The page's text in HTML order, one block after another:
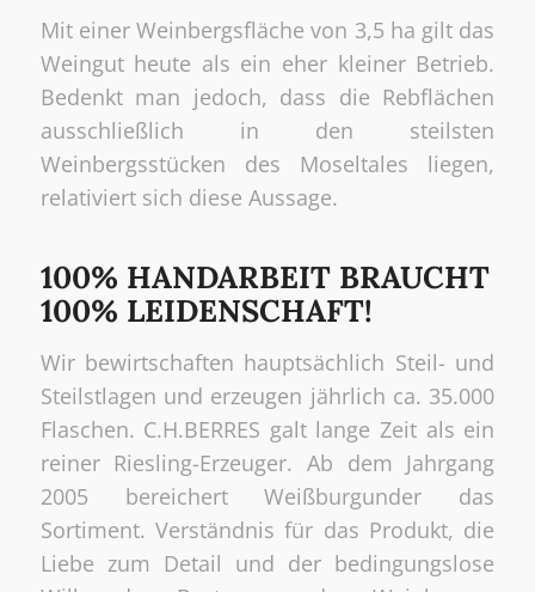
Mit einer Weinbergsfläche von 3,5 ha gilt das
Weingut heute als ein eher kleiner Betrieb.
Bedenkt man jedoch, dass die Rebflächen
ausschließlich in den steilsten
Weinbergsstücken des Moseltales liegen,
relativiert sich diese Aussage.
100% HANDARBEIT BRAUCHT
100% LEIDENSCHAFT!
Wir bewirtschaften hauptsächlich Steil- und
Steilstlagen und erzeugen jährlich ca. 35.000
Flaschen. C.H.BERRES galt lange Zeit als ein
reiner Riesling-Erzeuger. Ab dem Jahrgang
2005 bereichert Weißburgunder das
Sortiment. Verständnis für das Produkt, die
Liebe zum Detail und der bedingungslose